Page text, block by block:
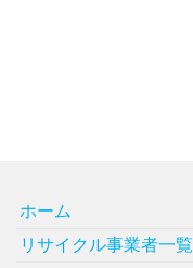
ホーム
リサイクル事業者一覧